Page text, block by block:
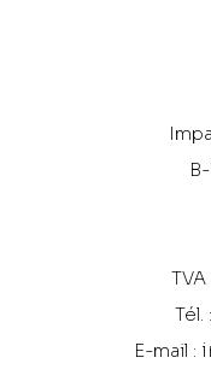
Tél. :
E-mail :